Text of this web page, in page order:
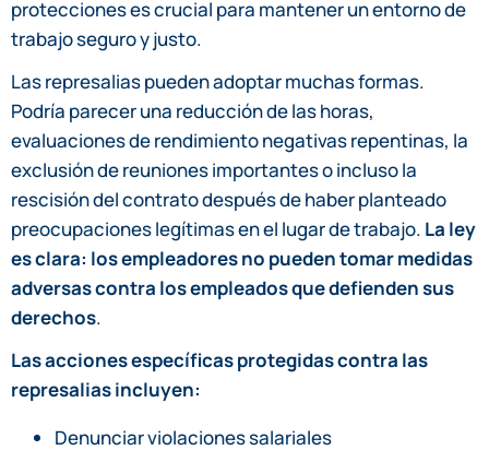
protecciones es crucial para mantener un entorno de
trabajo seguro y justo.
Las represalias pueden adoptar muchas formas.
Podría parecer una reducción de las horas,
evaluaciones de rendimiento negativas repentinas, la
exclusión de reuniones importantes o incluso la
rescisión del contrato después de haber planteado
preocupaciones legítimas en el lugar de trabajo. La ley
es clara: los empleadores no pueden tomar medidas
adversas contra los empleados que defienden sus
derechos.
Las acciones específicas protegidas contra las
represalias incluyen:
Denunciar violaciones salariales